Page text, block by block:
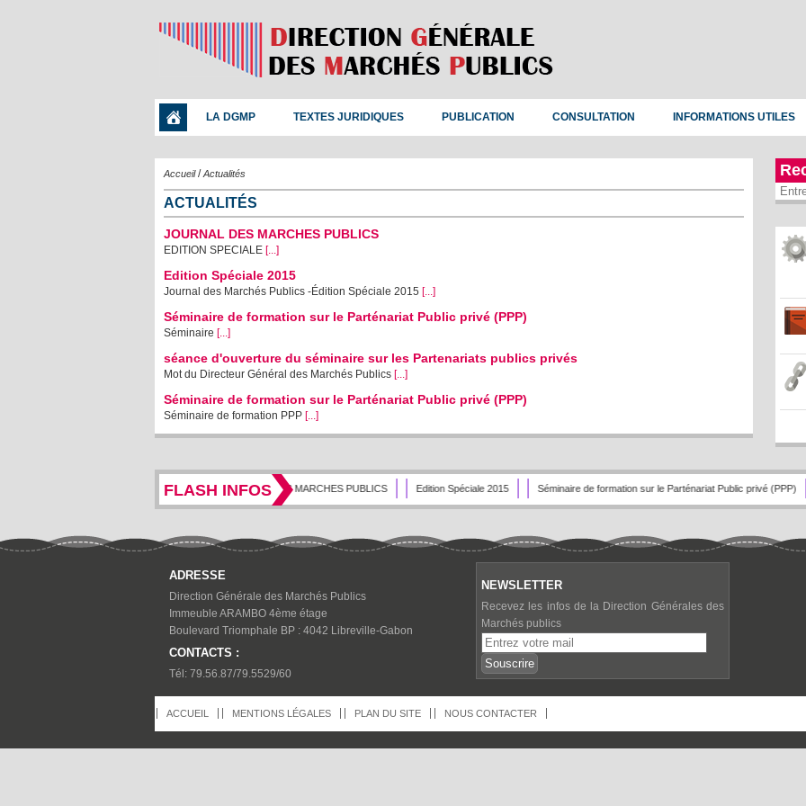
LA DGMP TEXTES JURIDIQUES PUBLICATION CONSULTATION INFORMATIONS UTILES
Accueil /Actualités
ACTUALITÉS
JOURNAL DES MARCHES PUBLICS
EDITION SPECIALE [...]
Edition Spéciale 2015
Journal des Marchés Publics -Édition Spéciale 2015 [...]
Séminaire de formation sur le Parténariat Public privé (PPP)
Séminaire [...]
séance d'ouverture du séminaire sur les Partenariats publics privés
Mot du Directeur Général des Marchés Publics [...]
Séminaire de formation sur le Parténariat Public privé (PPP)
Séminaire de formation PPP [...]
FLASH INFOSJOURNAL DES MARCHES PUBLICS Edition Spéciale 2015 Séminaire de formation sur le Parténariat Public privé (PPP)
ADRESSE
Direction Générale des Marchés Publics
Immeuble ARAMBO 4ème étage
Boulevard Triomphale BP : 4042 Libreville-Gabon
CONTACTS :
Tél: 79.56.87/79.5529/60
NEWSLETTER
Recevez les infos de la Direction Générales des
Marchés publics
ACCUEIL MENTIONS LÉGALES PLAN DU SITE NOUS CONTACTER